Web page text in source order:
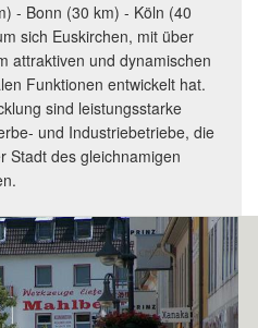
- Bonn (30 km) - Köln (40
sich Euskirchen, mit über
attraktiven und dynamischen
Funktionen entwickelt hat.
sind leistungsstarke
und Industriebetriebe, die
Stadt des gleichnamigen